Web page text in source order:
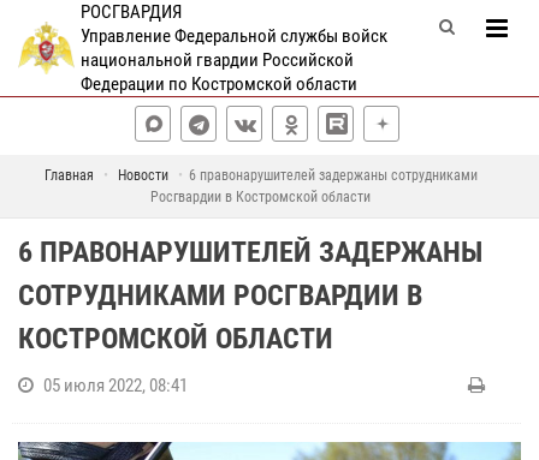
РОСГВАРДИЯ
Управление Федеральной службы войск
национальной гвардии Российской
Федерации по Костромской области
Главная Новости
6 правонарушителей задержаны сотрудниками
Росгвардии в Костромской области
6 ПРАВОНАРУШИТЕЛЕЙ ЗАДЕРЖАНЫ
СОТРУДНИКАМИ РОСГВАРДИИ В
КОСТРОМСКОЙ ОБЛАСТИ
05 июля 2022, 08:41